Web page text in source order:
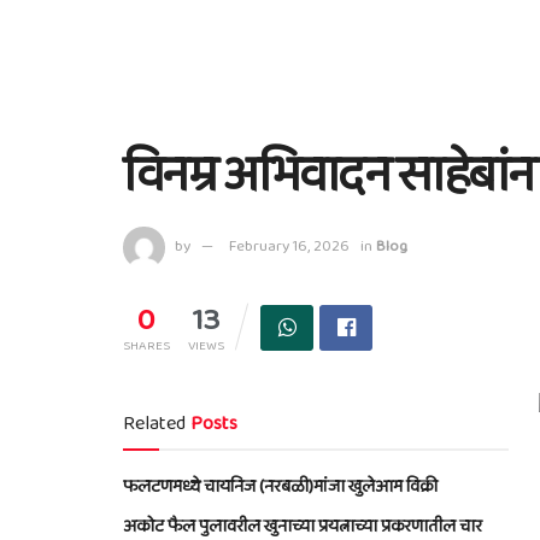
विनम्र अभिवादन
by February 16, 2026 in Blog
0
SHARES 13
VIEWS
Related Posts
फलटणमध्ये चायनिज (नरबळी)मांजा खुलेआम विक्री
अकोट फैल पुलावरील खुनाच्या प्रयत्नाच्या प्रकरणातील चार